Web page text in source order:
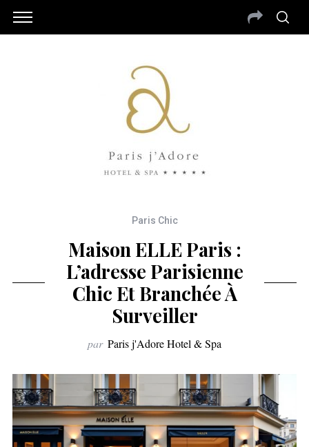
Paris Chic
Maison ELLE Paris :
L’adresse Parisienne
Chic Et Branchée À
Surveiller
par Paris j'Adore Hotel & Spa